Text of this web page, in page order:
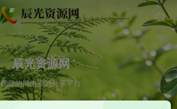
辰光资源网
优质的网络资源分享平台